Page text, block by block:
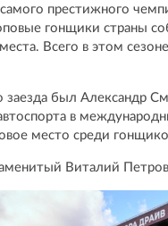
престижного
гонщики страны
Всего в этом
заезда был Александр
в
место среди
Виталий